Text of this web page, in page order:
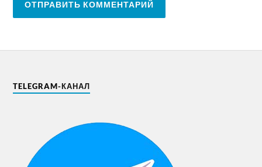
TELEGRAM-КАНАЛ